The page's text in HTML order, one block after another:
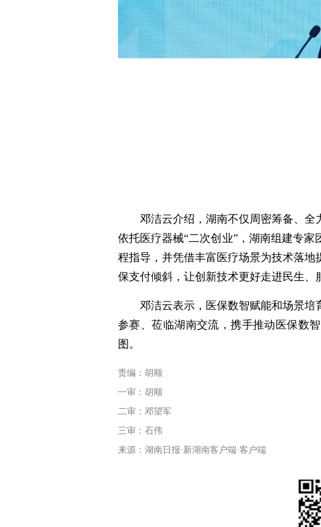
邓洁云介绍，湖南不仅周密筹备、全
依托医疗器械“二次创业”，湖南组建专
程指导，并凭借丰富医疗场景为技术落
保支付倾斜，让创新技术更好走进民生、
邓洁云表示，医保数智赋能和场景培
参赛、莅临湖南交流，携手推动医保数
图。
责编：胡顺
一审：胡顺
二审：邓望军
三审：石伟
来源：湖南日报·新湖南客户端·客户端